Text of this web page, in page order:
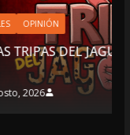
AGOSTO DE